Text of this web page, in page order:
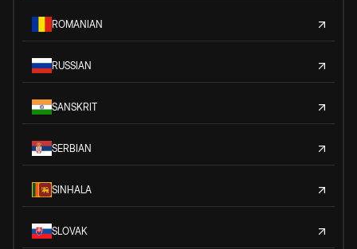
ROMANIAN
RUSSIAN
SANSKRIT
SERBIAN
SINHALA
SLOVAK